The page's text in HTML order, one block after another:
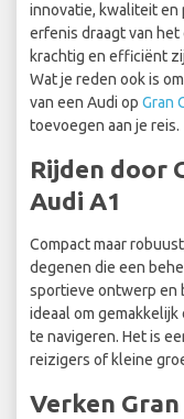
innovatie, kwaliteit en
erfenis draagt van
krachtig en efficiënt
Wat je reden ook is
van een Audi op Gran
toevoegen aan je reis.
Rijden door
Audi A1
Compact maar
degenen die een
sportieve ontwerp en
ideaal om gemakkelijk
te navigeren. Het is
reizigers of kleine
Verken